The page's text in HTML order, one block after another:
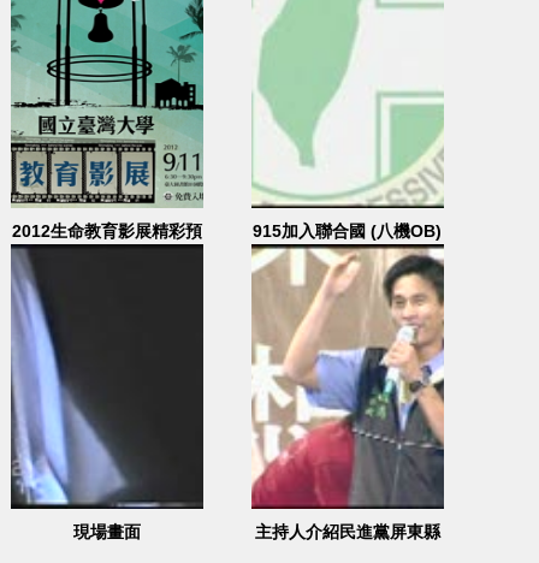
2012生命教育影展精彩預
915加入聯合國 (八機OB)
(3) 2007.09.14/15高雄農
十六
現場畫面
主持人介紹民進黨屏東縣